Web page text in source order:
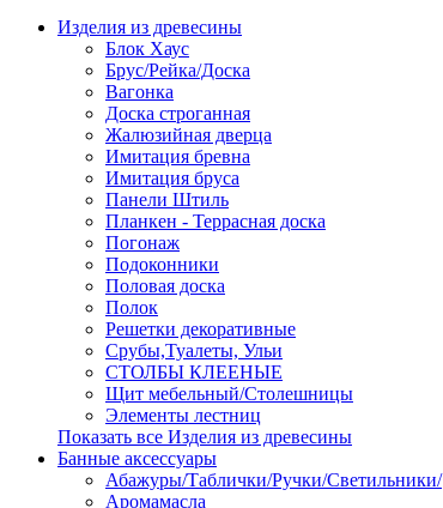
Изделия из древесины
Блок Хаус
Брус/Рейка/Доска
Вагонка
Доска строганная
Жалюзийная дверца
Имитация бревна
Имитация бруса
Панели Штиль
Планкен - Террасная доска
Погонаж
Подоконники
Половая доска
Полок
Решетки декоративные
Срубы,Туалеты, Ульи
СТОЛБЫ КЛЕЕНЫЕ
Щит мебельный/Столешницы
Элементы лестниц
Показать все Изделия из древесины
Банные аксессуары
Абажуры/Таблички/Ручки/Светильники/
Аромамасла